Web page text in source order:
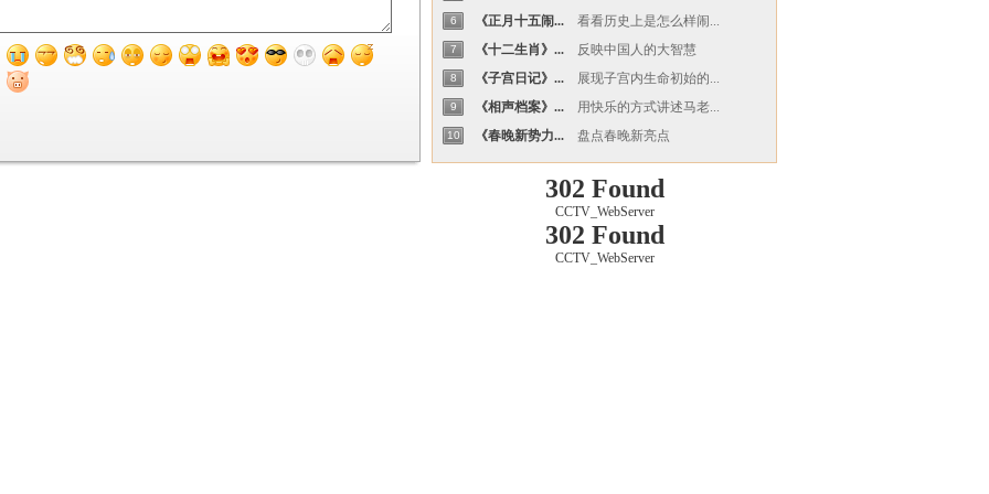
6 《正月十五闹... 看看历史上是怎么样闹...
7 《十二生肖》... 反映中国人的大智慧
8 《子宫日记》... 展现子宫内生命初始的...
9 《相声档案》... 用快乐的方式讲述马老...
10 《春晚新势力... 盘点春晚新亮点
302 Found
CCTV_WebServer
302 Found
CCTV_WebServer